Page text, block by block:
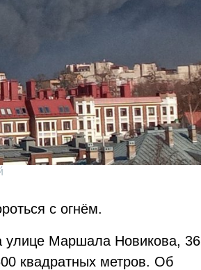
с огнём.
улице Маршала Новикова, 36
квадратных метров. Об